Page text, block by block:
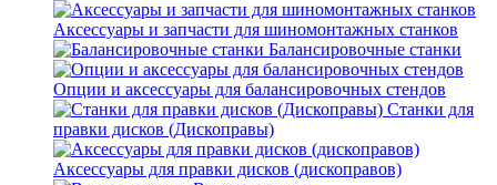
Аксессуары и запчасти для шиномонтажных станков
Балансировочные станки
Опции и аксессуары для балансировочных стендов
Станки для
правки дисков (Дископравы)
Аксессуары для правки дисков (дископравов)